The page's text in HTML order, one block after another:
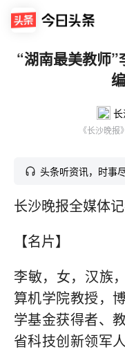
“湖南最美教师
《长沙晚报
头条听资讯，时事
长沙晚报全媒体
【名片】
李敏，女，汉族
算机学院教授，
学基金获得者、
省科技创新领军